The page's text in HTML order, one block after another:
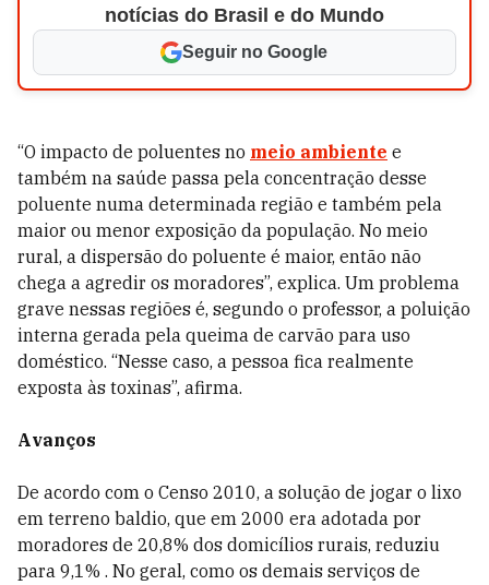
notícias do Brasil e do Mundo
Seguir no Google
“O impacto de poluentes no meio ambiente e
também na saúde passa pela concentração desse
poluente numa determinada região e também pela
maior ou menor exposição da população. No meio
rural, a dispersão do poluente é maior, então não
chega a agredir os moradores”, explica. Um problema
grave nessas regiões é, segundo o professor, a poluição
interna gerada pela queima de carvão para uso
doméstico. “Nesse caso, a pessoa fica realmente
exposta às toxinas”, afirma.
Avanços
De acordo com o Censo 2010, a solução de jogar o lixo
em terreno baldio, que em 2000 era adotada por
moradores de 20,8% dos domicílios rurais, reduziu
para 9,1% . No geral, como os demais serviços de